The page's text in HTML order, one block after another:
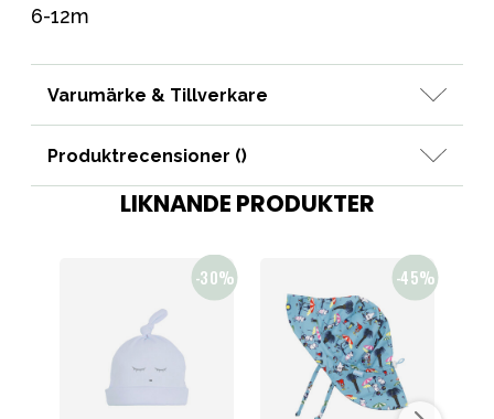
6-12m
Varumärke & Tillverkare
Produktrecensioner ()
LIKNANDE PRODUKTER